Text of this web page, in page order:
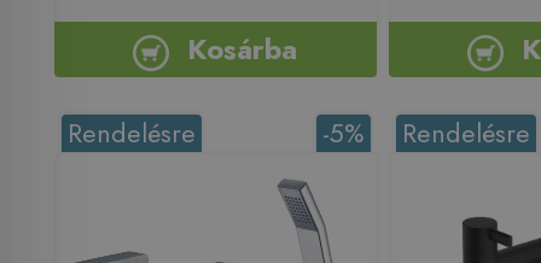
Kosárba
-5%
Rendelésre Rendelésre